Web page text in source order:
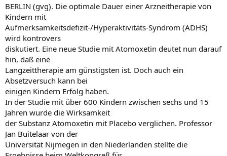
BERLIN (gvg). Die optimale Dauer einer Arzneitherapie von
Kindern mit
Aufmerksamkeitsdefizit-/Hyperaktivitäts-Syndrom (ADHS)
wird kontrovers
diskutiert. Eine neue Studie mit Atomoxetin deutet nun darauf
hin, daß eine
Langzeittherapie am günstigsten ist. Doch auch ein
Absetzversuch kann bei
einigen Kindern Erfolg haben.
In der Studie mit über 600 Kindern zwischen sechs und 15
Jahren wurde die Wirksamkeit
der Substanz Atomoxetin mit Placebo verglichen. Professor
Jan Buitelaar von der
Universität Nijmegen in den Niederlanden stellte die